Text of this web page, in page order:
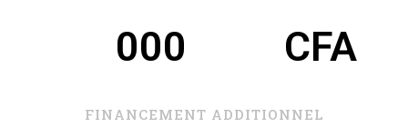
FINANCEMENT ADDITIONNEL
000 CFA